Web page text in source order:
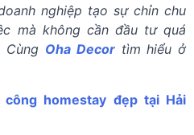
nghiệp tạo sự chỉn chu
mà không cần đầu tư quá
Cùng Oha Decortìm hiểu ở
homestay đẹp tại Hải